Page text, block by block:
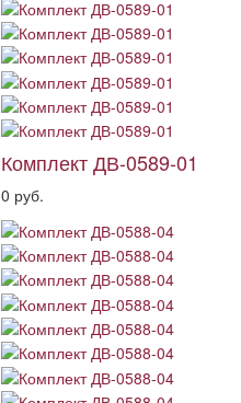
Комплект ДВ-0589-01
0 руб.